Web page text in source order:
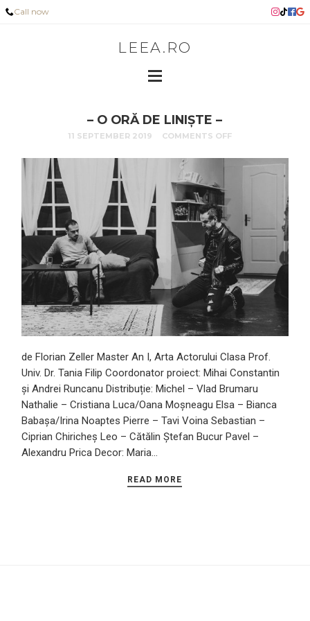
Call now
LEEA.RO
– O ORĂ DE LINIȘTE –
11 SEPTEMBER 2019 COMMENTS OFF
de Florian Zeller Master An I, Arta Actorului Clasa Prof.
Univ. Dr. Tania Filip Coordonator proiect: Mihai Constantin
și Andrei Runcanu Distribuție: Michel – Vlad Brumaru
Nathalie – Cristiana Luca/Oana Moșneagu Elsa – Bianca
Babașa/Irina Noaptes Pierre – Tavi Voina Sebastian –
Ciprian Chiricheș Leo – Cătălin Ștefan Bucur Pavel –
Alexandru Prica Decor: Maria…
READ MORE